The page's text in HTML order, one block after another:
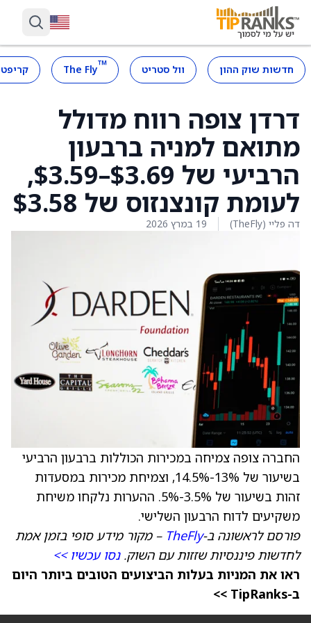
חדשות שוק ההון וול סטריט ™
The Fly
דרדן צופה רווח מדולל
מתואם למניה ברבעון
הרביעי של ‎$3.59–$3.69,
לעומת קונצנזוס של ‎$3.58
דה פליי (TheFly) 19 במרץ 2026
החברה צופה צמיחה במכירות הכוללות ברבעון הרביעי
בשיעור של 13%-14.5%, וצמיחת מכירות במסעדות
זהות בשיעור של 3.5%-5%. ההערות נלקחו משיחת
משקיעים לדוח הרבעון השלישי.
פורסם לראשונה ב-TheFly – מקור מידע סופי בזמן אמת
לחדשות פיננסיות שזזות עם השוק.נסו עכשיו >>
ראו את המניות בעלות הביצועים הטובים ביותר היום
ב-TipRanks >>